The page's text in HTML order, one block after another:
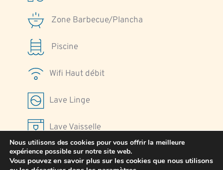
Zone Barbecue/Plancha
Piscine
Wifi Haut débit
Lave Linge
Lave Vaisselle
Parking
Nous utilisons des cookies pour vous offrir la meilleure
expérience possible sur notre site web.
Vous pouvez en savoir plus sur les cookies que nous utilisons